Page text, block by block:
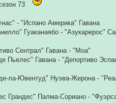
73
- "Испано Америка" Гавана
Гуаканаябо - "Азукарерос"
Сентрал" Гавана - "Моа"
Пьелес" Гавана - "Депортиво
ла-Ювентуд" Нуэва-Жерона -
Грандес" Палма-Сориано -